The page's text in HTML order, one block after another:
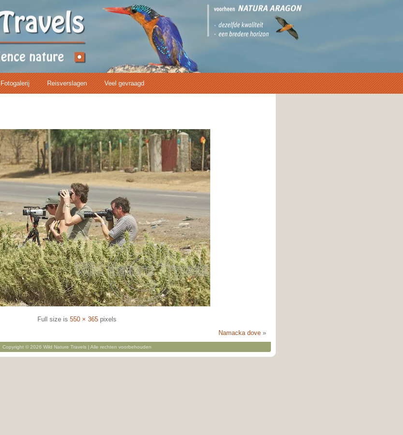
Fotogalerij Reisverslagen Veel gevraagd
Full size is 550 × 365pixels
Namacka dove »
Copyright © 2026 Wild Nature Travels | Alle rechten voorbehouden